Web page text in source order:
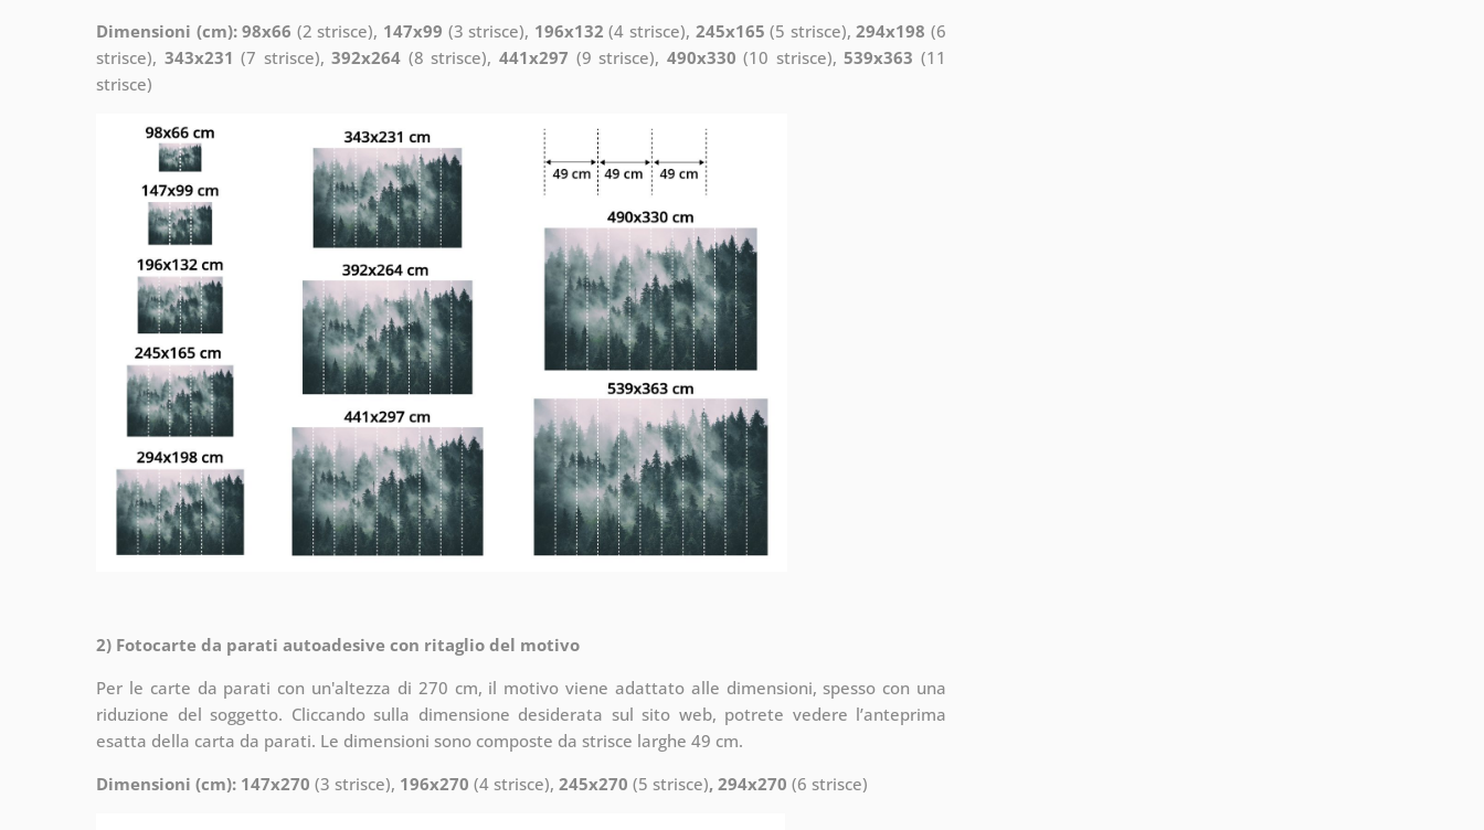
Dimensioni (cm): 98x66 (2 strisce), 147x99 (3 strisce), 196x132 (4 strisce), 245x165 (5 strisce),294x198 (6
strisce), 343x231 (7 strisce),392x264 (8 strisce),441x297 (9 strisce), 490x330 (10 strisce),539x363 (11
strisce)
2) Fotocarte da parati autoadesive con ritaglio del motivo
Per le carte da parati con un'altezza di 270 cm, il motivo viene adattato alle dimensioni, spesso con una
riduzione del soggetto. Cliccando sulla dimensione desiderata sul sito web, potrete vedere l’anteprima
esatta della carta da parati. Le dimensioni sono composte da strisce larghe 49 cm.
Dimensioni (cm): 147x270 (3 strisce), 196x270 (4 strisce), 245x270 (5 strisce), 294x270 (6 strisce)